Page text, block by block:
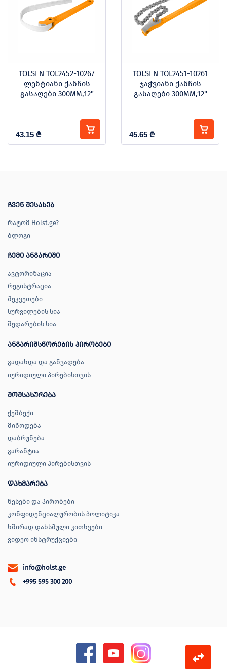
TOLSEN TOL2452-10267
ლენტიანი ქანჩის
გასაღები 300MM,12"
43.15 ₾
TOLSEN TOL2451-10261
ჯაჭვიანი ქანჩის
გასაღები 300MM,12"
45.65 ₾
ჩვენ შესახებ
რატომ Holst.ge?
ბლოგი
ჩემი ანგარიში
ავტორიზაცია
რეგისტრაცია
შეკვეთები
სურვილების სია
შედარების სია
ანგარიშსწორების პირობები
გადახდა და განვადება
იურიდიული პირებისთვის
მომსახურება
ქეშბექი
მიწოდება
დაბრუნება
გარანტია
იურიდიული პირებისთვის
დახმარება
წესები და პირობები
კონფიდენციალურობის პოლიტიკა
ხშირად დახსმული კითხვები
ვიდეო ინსტრუქციები
info@holst.ge
+995 595 300 200